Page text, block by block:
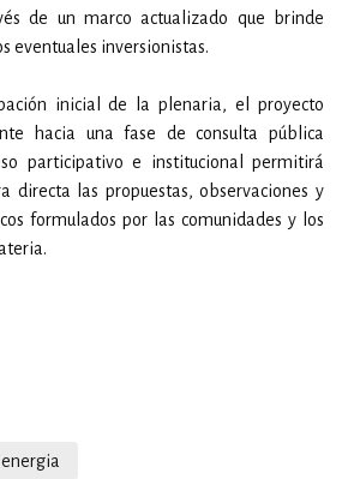
de un marco actualizado que brinde
eventuales inversionistas.
inicial de la plenaria, el proyecto
hacia una fase de consulta pública
participativo e institucional permitirá
directa las propuestas, observaciones y
formulados por las comunidades y los
energia